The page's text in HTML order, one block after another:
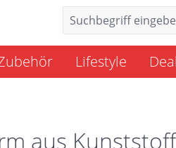
Lifestyle
aus